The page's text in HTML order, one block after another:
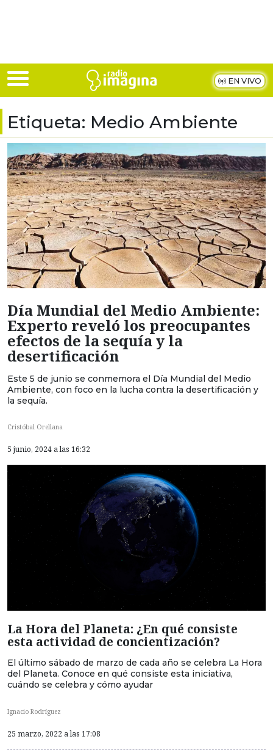
EN VIVO
Etiqueta: Medio Ambiente
Día Mundial del Medio Ambiente:
Experto reveló los preocupantes
efectos de la sequía y la
desertificación
Este 5 de junio se conmemora el Día Mundial del Medio
Ambiente, con foco en la lucha contra la desertificación y
la sequía.
Cristóbal Orellana
5 junio, 2024 a las 16:32
La Hora del Planeta: ¿En qué consiste
esta actividad de concientización?
El último sábado de marzo de cada año se celebra La Hora
del Planeta. Conoce en qué consiste esta iniciativa,
cuándo se celebra y cómo ayudar
Ignacio Rodríguez
25 marzo, 2022 a las 17:08